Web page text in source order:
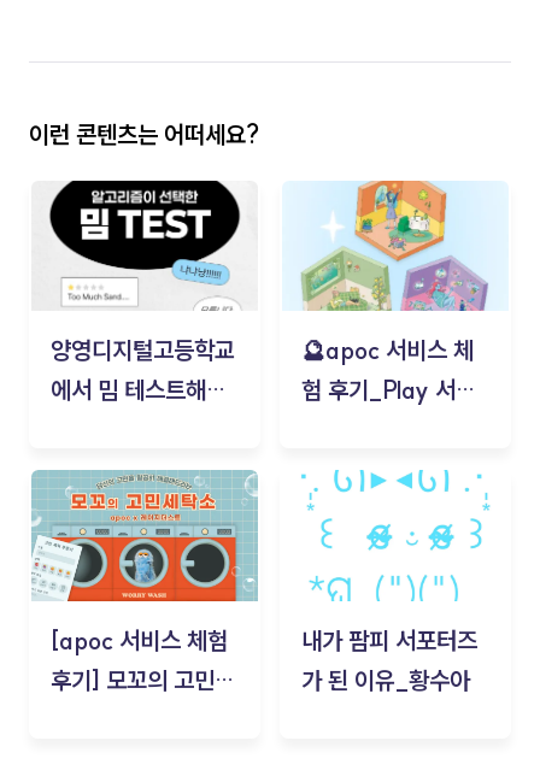
이런 콘텐츠는 어떠세요?
양영디지털고등학교
에서 밈 테스트해보
🔮apoc 서비스 체
험 후기_Play 서비
김태현
[apoc 서비스 체험
후기] 모꼬의 고민세
내가 팜피 서포터즈
가 된 이유_황수아